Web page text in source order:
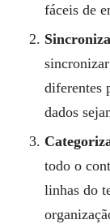
fáceis de
diferentes
dados
todo o
linhas do